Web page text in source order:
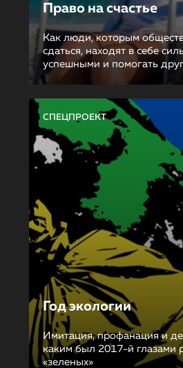
Право на счастье
Как люди, которым
сдаться, находят в себе
успешными и помогать
СПЕЦПРОЕКТ
Год экологии
Имитация, профанация и
каким был 2017-й глазами
«зеленых»